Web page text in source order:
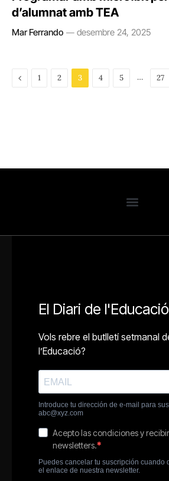
d’alumnat amb TEA
Mar Ferrando desembre 24, 2025
Previous
1 2 3 4 5 … 27